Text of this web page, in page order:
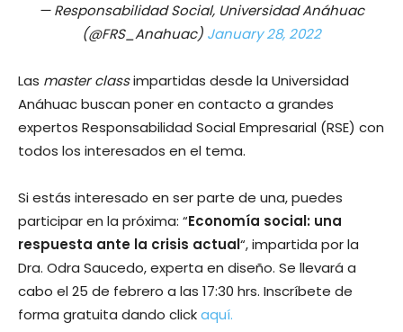
— Responsabilidad Social, Universidad Anáhuac
(@FRS_Anahuac) January 28, 2022
Las master classimpartidas desde la Universidad
Anáhuac buscan poner en contacto a grandes
expertos Responsabilidad Social Empresarial (RSE) con
todos los interesados en el tema.
Si estás interesado en ser parte de una, puedes
participar en la próxima: “Economía social: una
respuesta ante la crisis actual“, impartida por la
Dra. Odra Saucedo, experta en diseño. Se llevará a
cabo el 25 de febrero a las 17:30 hrs. Inscríbete de
forma gratuita dando clickaquí.